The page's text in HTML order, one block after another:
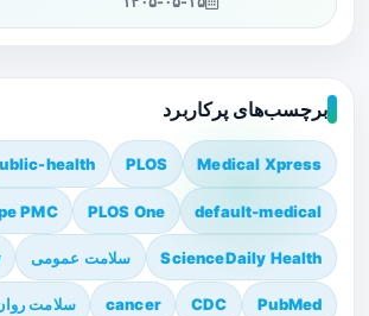
برچسب‌های پرکاربرد
Medical Xpress
PLOS
health
default-medical
PLOS One
PMC
ScienceDaily Health سلامت عمومی
PubMed
CDC
cancer سلامت